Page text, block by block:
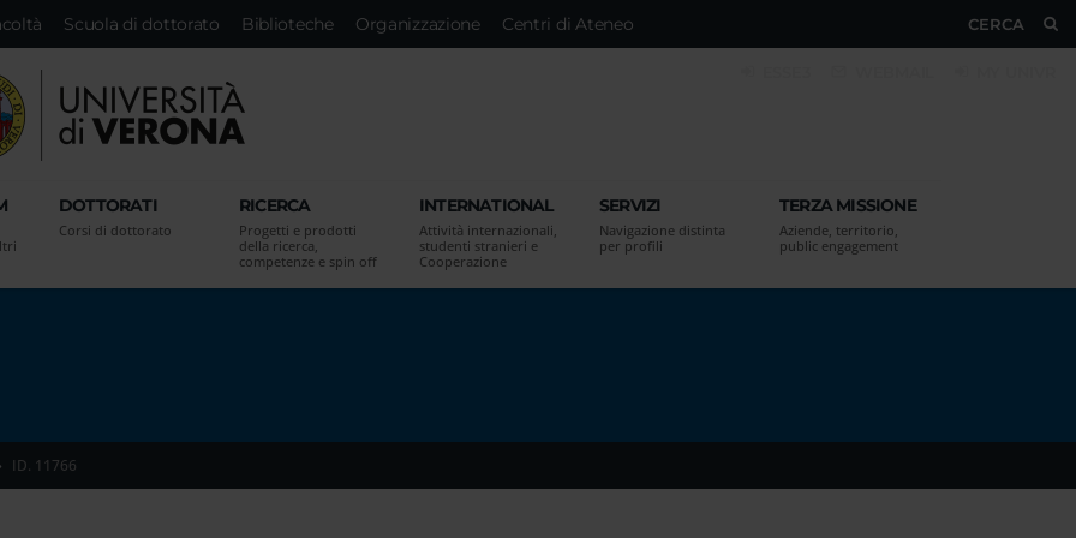
CERCA
Scuola di dottorato Biblioteche Organizzazione Centri di Ateneo
DOTTORATI
Corsi di dottorato
RICERCA
Progetti e prodotti
della ricerca,
competenze e spin off
INTERNATIONAL
Attività internazionali,
studenti stranieri e
Cooperazione
SERVIZI
Navigazione distinta
per profili
TERZA MISSIONE
Aziende, territorio,
public engagement
ID. 11766